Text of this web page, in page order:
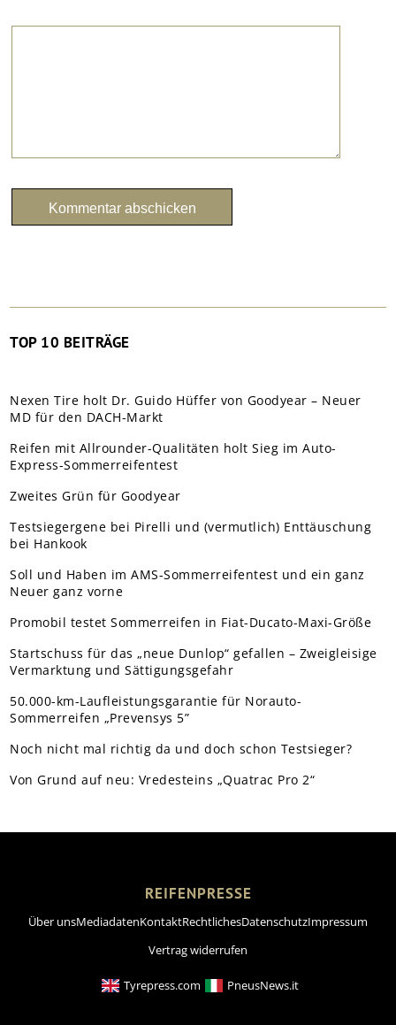
TOP 10 BEITRÄGE
Nexen Tire holt Dr. Guido Hüffer von Goodyear – Neuer
MD für den DACH-Markt
Reifen mit Allrounder-Qualitäten holt Sieg im Auto-
Express-Sommerreifentest
Zweites Grün für Goodyear
Testsiegergene bei Pirelli und (vermutlich) Enttäuschung
bei Hankook
Soll und Haben im AMS-Sommerreifentest und ein ganz
Neuer ganz vorne
Promobil testet Sommerreifen in Fiat-Ducato-Maxi-Größe
Startschuss für das „neue Dunlop“ gefallen – Zweigleisige
Vermarktung und Sättigungsgefahr
50.000-km-Laufleistungsgarantie für Norauto-
Sommerreifen „Prevensys 5”
Noch nicht mal richtig da und doch schon Testsieger?
Von Grund auf neu: Vredesteins „Quatrac Pro 2“
REIFENPRESSE
Über unsMediadatenKontaktRechtlichesDatenschutzImpressum
Vertrag widerrufen
Tyrepress.com PneusNews.it